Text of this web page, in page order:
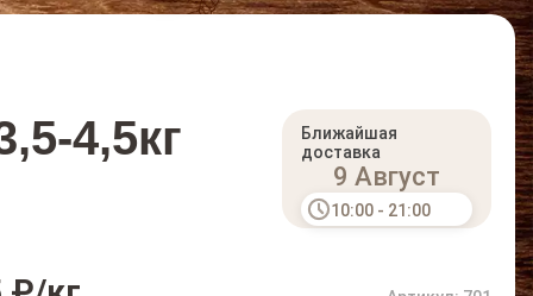
4,5кг
Ближайшая
доставка
9 Август
10:00 - 21:00